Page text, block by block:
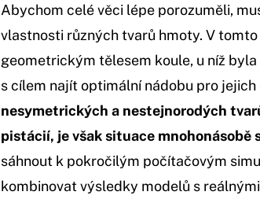
Abychom celé věci lépe porozuměli,
vlastnosti různých tvarů hmoty. V
geometrickým tělesem koule, u níž
s cílem najít optimální nádobu pro jejich
nesymetrických a nestejnorodých
pistácií, je však situace mnohonásobě
sáhnout k pokročilým počítačovým
kombinovat výsledky modelů s